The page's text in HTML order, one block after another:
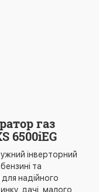
газ
6500iEG
інверторний
та
надійного
дачі, малого